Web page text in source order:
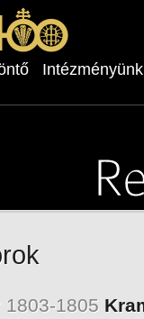
Intézményünk
1803-1805